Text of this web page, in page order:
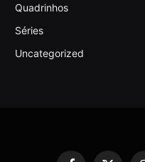
Quadrinhos
Séries
Uncategorized